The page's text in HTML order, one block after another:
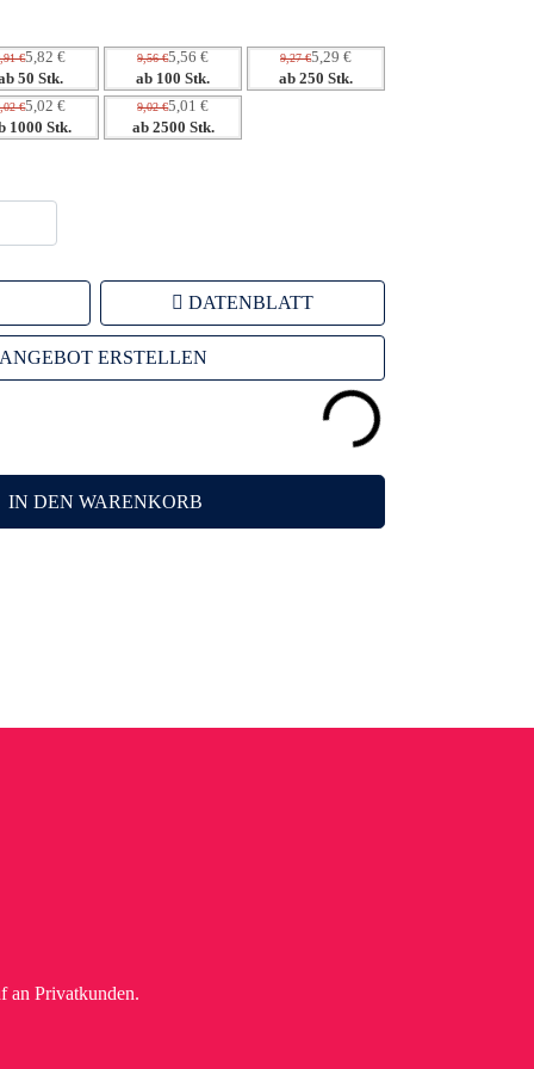
€5,82 €
50 Stk.
9,56 €5,56 €
ab 100 Stk.
9,27 €5,29 €
ab 250 Stk.
€5,02 €
1000 Stk.
9,02 €5,01 €
ab 2500 Stk.
DATENBLATT
ANGEBOT ERSTELLEN
IN DEN WARENKORB
an Privatkunden.